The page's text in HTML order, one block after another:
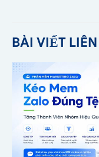
BÀI VIẾT